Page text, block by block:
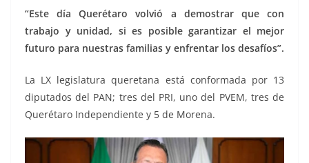
“Este día Querétaro volvió a demostrar que con
trabajo y unidad, si es posible garantizar el mejor
futuro para nuestras familias y enfrentar los desafíos”.
La LX legislatura queretana está conformada por 13
diputados del PAN; tres del PRI, uno del PVEM, tres de
Querétaro Independiente y 5 de Morena.